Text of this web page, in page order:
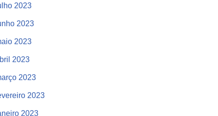
2023
2023
2023
2023
2023
2023
2023